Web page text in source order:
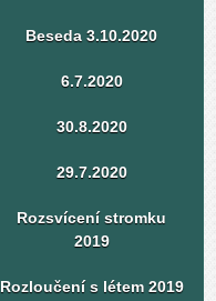
Beseda 3.10.2020
6.7.2020
30.8.2020
29.7.2020
Rozsvícení stromku
2019
Rozloučení s létem 2019